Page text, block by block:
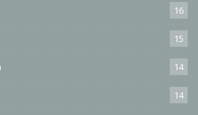
16
15
14
14